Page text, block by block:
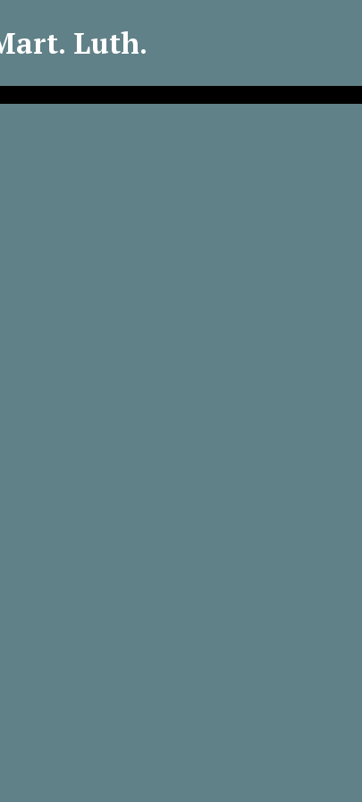
Luth.